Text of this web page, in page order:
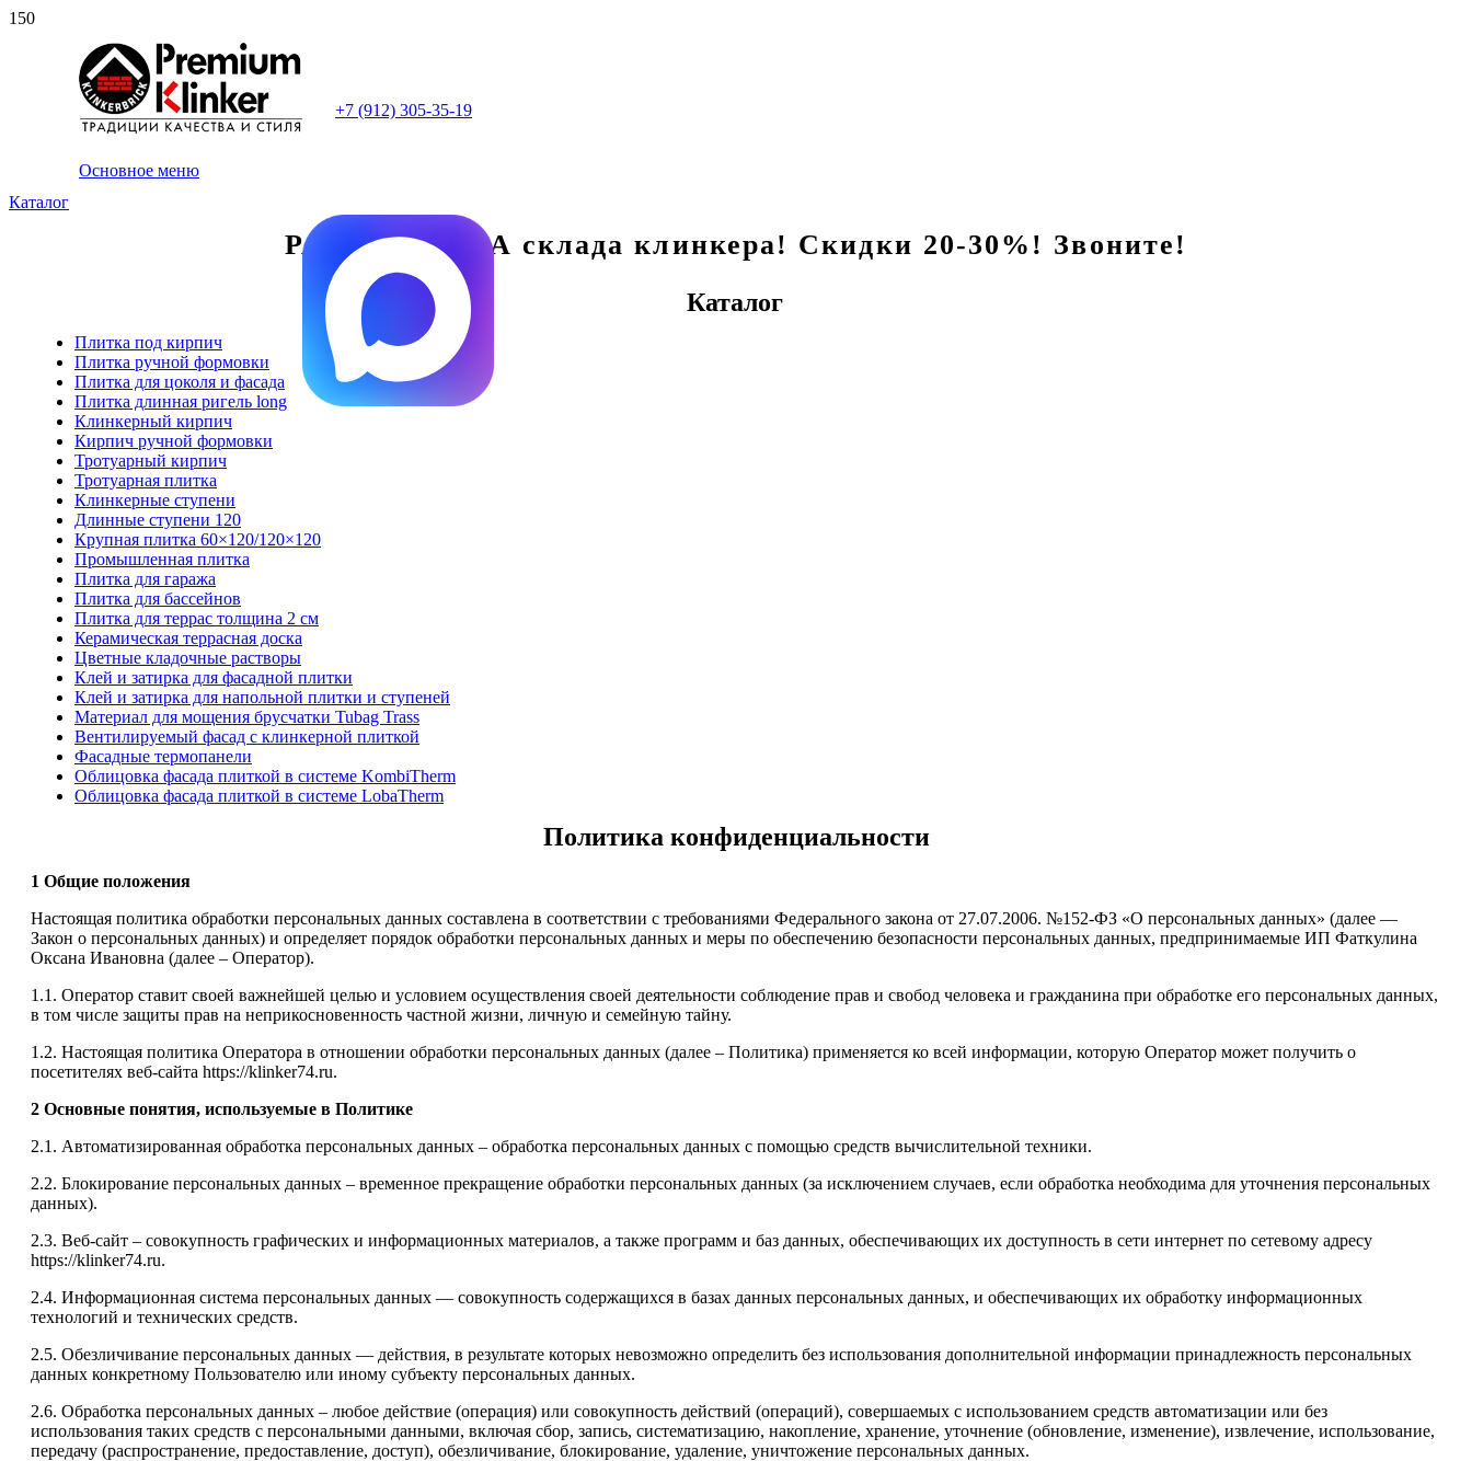
+7 (912) 305-35-19
Основное меню
Каталог
РАСПРОДАЖА склада клинкера! Скидки 20-30%! Звоните!
Каталог
Плитка под кирпич
Плитка ручной формовки
Плитка для цоколя и фасада
Плитка длинная ригель long
Клинкерный кирпич
Кирпич ручной формовки
Тротуарный кирпич
Тротуарная плитка
Клинкерные ступени
Длинные ступени 120
Крупная плитка 60×120/120×120
Промышленная плитка
Плитка для гаража
Плитка для бассейнов
Плитка для террас толщина 2 см
Керамическая террасная доска
Цветные кладочные растворы
Клей и затирка для фасадной плитки
Клей и затирка для напольной плитки и ступеней
Материал для мощения брусчатки Tubag Trass
Вентилируемый фасад с клинкерной плиткой
Фасадные термопанели
Облицовка фасада плиткой в системе KombiTherm
Облицовка фасада плиткой в системе LobaTherm
Политика конфиденциальности
1 Общие положения
Настоящая политика обработки персональных данных составлена в соответствии с требованиями Федерального закона от 27.07.2006. №152-ФЗ «О персональных данных» (далее —
Закон о персональных данных) и определяет порядок обработки персональных данных и меры по обеспечению безопасности персональных данных, предпринимаемые ИП Фаткулина
Оксана Ивановна (далее – Оператор).
1.1. Оператор ставит своей важнейшей целью и условием осуществления своей деятельности соблюдение прав и свобод человека и гражданина при обработке его персональных данных,
в том числе защиты прав на неприкосновенность частной жизни, личную и семейную тайну.
1.2. Настоящая политика Оператора в отношении обработки персональных данных (далее – Политика) применяется ко всей информации, которую Оператор может получить о
посетителях веб-сайта https://klinker74.ru.
2 Основные понятия, используемые в Политике
2.1. Автоматизированная обработка персональных данных – обработка персональных данных с помощью средств вычислительной техники.
2.2. Блокирование персональных данных – временное прекращение обработки персональных данных (за исключением случаев, если обработка необходима для уточнения персональных
данных).
2.3. Веб-сайт – совокупность графических и информационных материалов, а также программ и баз данных, обеспечивающих их доступность в сети интернет по сетевому адресу
https://klinker74.ru.
2.4. Информационная система персональных данных — совокупность содержащихся в базах данных персональных данных, и обеспечивающих их обработку информационных
технологий и технических средств.
2.5. Обезличивание персональных данных — действия, в результате которых невозможно определить без использования дополнительной информации принадлежность персональных
данных конкретному Пользователю или иному субъекту персональных данных.
2.6. Обработка персональных данных – любое действие (операция) или совокупность действий (операций), совершаемых с использованием средств автоматизации или без
использования таких средств с персональными данными, включая сбор, запись, систематизацию, накопление, хранение, уточнение (обновление, изменение), извлечение, использование,
передачу (распространение, предоставление, доступ), обезличивание, блокирование, удаление, уничтожение персональных данных.